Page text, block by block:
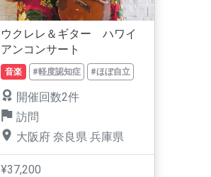
ウクレレ＆ギター ハワイ
アンコンサート
音楽 #軽度認知症 #ほぼ自立
開催回数2件
訪問
大阪府 奈良県 兵庫県
¥37,200